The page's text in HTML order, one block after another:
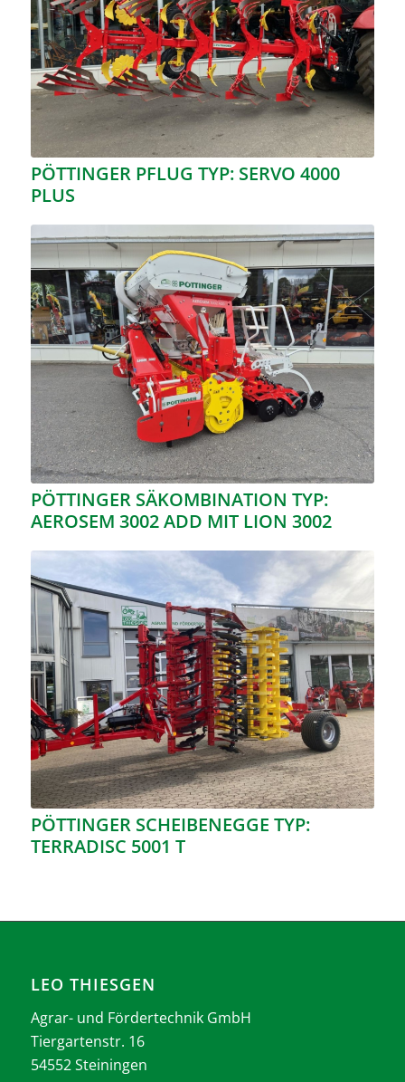
PÖTTINGER PFLUG TYP: SERVO 4000
PLUS
PÖTTINGER SÄKOMBINATION TYP:
AEROSEM 3002 ADD MIT LION 3002
PÖTTINGER SCHEIBENEGGE TYP:
TERRADISC 5001 T
LEO THIESGEN
Agrar- und Fördertechnik GmbH
Tiergartenstr. 16
54552 Steiningen